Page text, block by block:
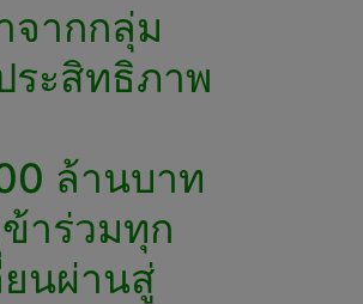
จากกลุ่ม
ระสิทธิภาพ
ล้านบาท
าร่วมทุก
นผ่านสู่